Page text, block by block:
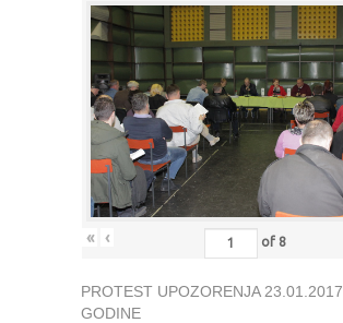
« ‹ of 8
PROTEST UPOZORENJA 23.01.2017.
GODINE